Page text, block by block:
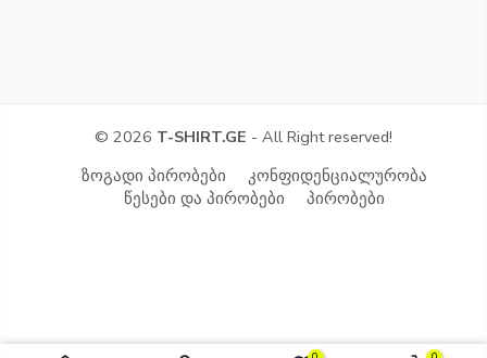
© 2026 T-SHIRT.GE - All Right reserved!
ზოგადი პირობები
კონფიდენციალურობა
წესები და პირობები
პირობები